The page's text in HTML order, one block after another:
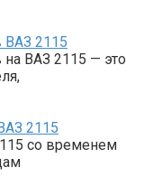
ВАЗ 2115
ВАЗ 2115 — это
2115
со временем